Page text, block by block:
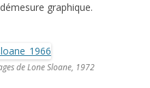
graphique.
de Lone Sloane, 1972